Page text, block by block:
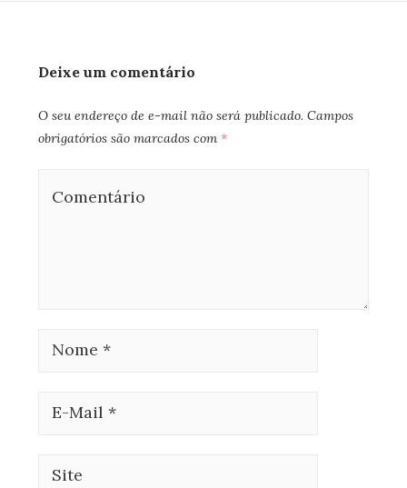
Deixe um comentário
O seu endereço de e-mail não será publicado. Campos
obrigatórios são marcados com *